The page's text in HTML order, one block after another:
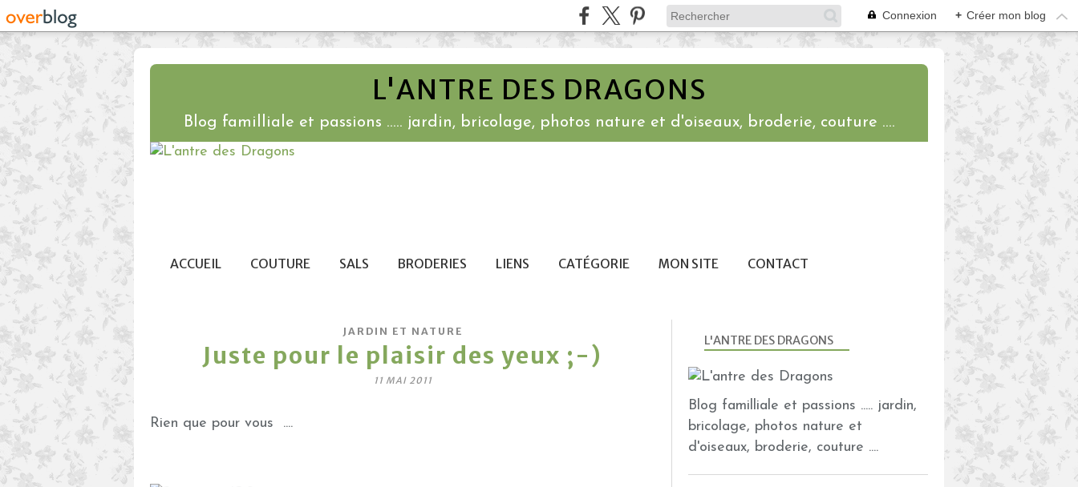
Connexion + Créer mon blog
L'ANTRE DES DRAGONS
Blog familliale et passions ..... jardin, bricolage, photos nature et d'oiseaux, broderie, couture ....
ACCUEIL COUTURE SALS BRODERIES LIENS CATÉGORIE MON SITE CONTACT
JARDIN ET NATURE
Juste pour le plaisir des yeux ;-)
11 MAI 2011
Rien que pour vous ....
L'ANTRE DES DRAGONS
Blog familliale et passions ..... jardin,
bricolage, photos nature et
d'oiseaux, broderie, couture ....